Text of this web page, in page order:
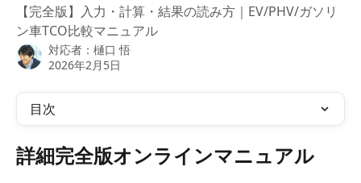
【完全版】入力・計算・結果の読み方｜EV/PHV/ガソリ
ン車TCO比較マニュアル
対応者： 樋口 悟
2026年2月5日
目次
詳細完全版オンラインマニュアル